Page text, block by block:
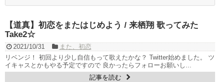
ソン・ヘギョ – ソンヘギョ キスまとめ
ハン・ヘジン 한혜진 – Still We (여전히 우리는)
한가인 –
九尾狐外伝 第２話 キム・ジウ チョ・ヒョンジェ
九尾狐外伝 メイキング03 ハン・イェスル
チョ・ヒョンジェ 조현재 九尾狐外伝 制作発表会
【道真】初恋をまたはじめよう / 来栖翔 歌ってみた
Take2☆
2021/10/31
また、初恋
リベンジ！ 初回より少し自信もって歌えたかな？ Twitter始めました。 ツ
イキャスとかもやる予定ですので 良かったらフォローお願いし...
記事を読む